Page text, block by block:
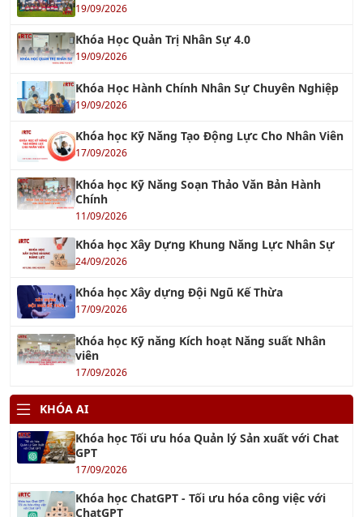
19/09/2026
Khóa Học Quản Trị Nhân Sự 4.0
19/09/2026
Khóa Học Hành Chính Nhân Sự Chuyên Nghiệp
19/09/2026
Khóa học Kỹ Năng Tạo Động Lực Cho Nhân Viên
17/09/2026
Khóa học Kỹ Năng Soạn Thảo Văn Bản Hành
Chính
11/09/2026
Khóa học Xây Dựng Khung Năng Lực Nhân Sự
24/09/2026
Khóa học Xây dựng Đội Ngũ Kế Thừa
17/09/2026
Khóa học Kỹ năng Kích hoạt Năng suất Nhân
viên
17/09/2026
KHÓA AI
Khóa học Tối ưu hóa Quản lý Sản xuất với Chat
GPT
17/09/2026
Khóa học ChatGPT - Tối ưu hóa công việc với
ChatGPT